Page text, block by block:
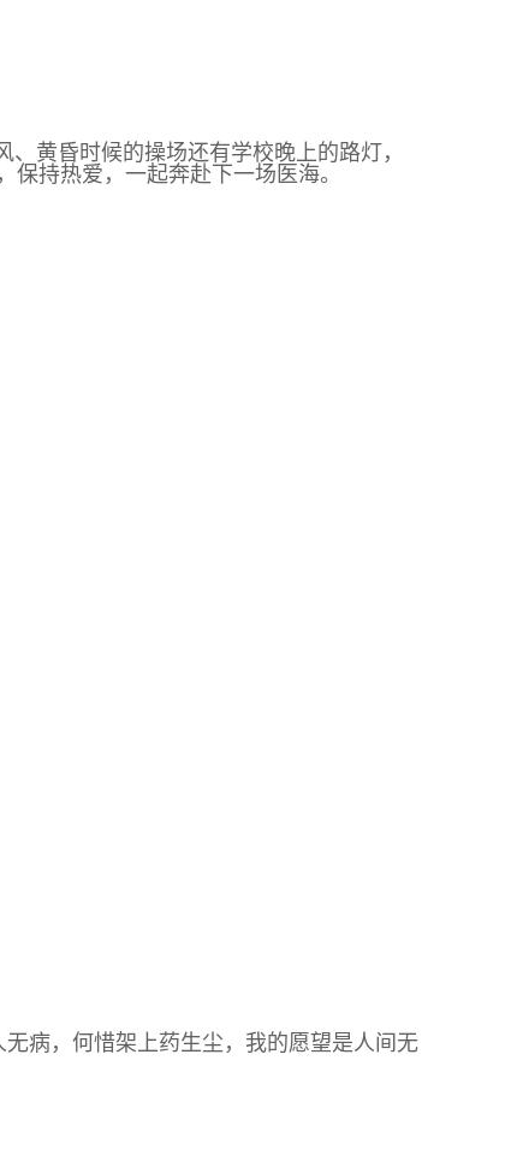
黄昏时候的操场还有学校晚上的路灯，
持热爱，一起奔赴下一场医海。
病，何惜架上药生尘，我的愿望是人间无